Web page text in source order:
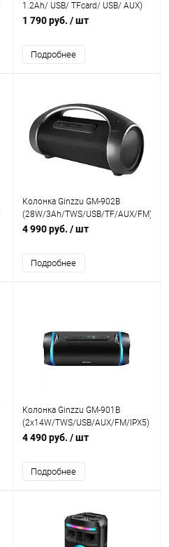
1.2Ah/ USB/ TFcard/ USB/ AUX)
1 790 руб. / шт
Подробнее
Колонка Ginzzu GM-902B
(28W/3Ah/TWS/USB/TF/AUX/FM)
4 990 руб. / шт
Подробнее
Колонка Ginzzu GM-901B
(2x14W/TWS/USB/AUX/FM/IPX5)
4 490 руб. / шт
Подробнее